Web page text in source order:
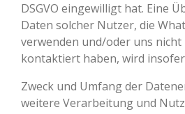
DSGVO eingewilligt hat. Eine
Daten solcher Nutzer, die
verwenden und/oder uns
kontaktiert haben, wird
Zweck und Umfang der
weitere Verarbeitung und